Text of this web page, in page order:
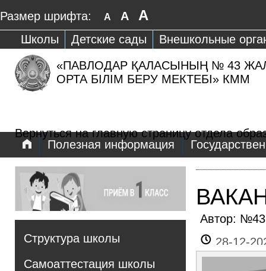
Размер шрифта: A A A
Школы Детские сады
Внешкольные
«ПАВЛОДАР ҚАЛАСЫНЫҢ № 43
ОРТА БІЛІМ БЕРУ МЕКТЕБІ» КММ
Вернуться на главную страницу отдела
Полезная информация
Структура школы
Самоаттестация школы
Автор:
28-12-